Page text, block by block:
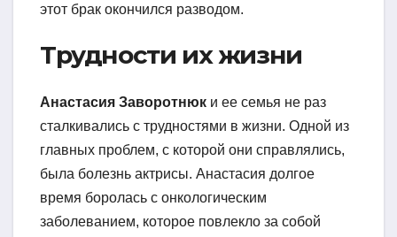
этот брак окончился разводом.
Трудности их жизни
Анастасия Заворотнюк и ее семья не раз
сталкивались с трудностями в жизни. Одной из
главных проблем, с которой они справлялись,
была болезнь актрисы. Анастасия долгое
время боролась с онкологическим
заболеванием, которое повлекло за собой